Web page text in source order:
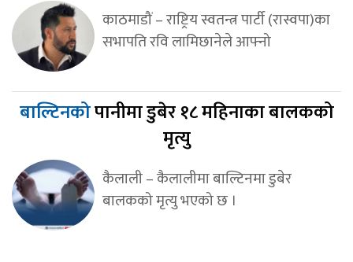
काठमाडौं – राष्ट्रिय स्वतन्त्र पार्टी (रास्वपा)का
सभापति रवि लामिछानेले आफ्नो
बाल्टिनकोपानीमा डुबेर १८ महिनाका बालकको
मृत्यु
कैलाली – कैलालीमा बाल्टिनमा डुबेर
बालकको मृत्यु भएको छ ।